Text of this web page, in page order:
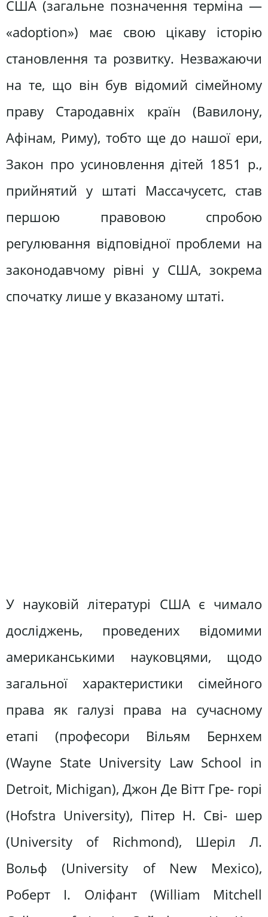
США (загальне позначення терміна —
«adoption») має свою цікаву історію
становлення та розвитку. Незважаючи
на те, що він був відомий сімейному
праву Стародавніх країн (Вавилону,
Афінам, Риму), тобто ще до нашої ери,
Закон про усиновлення дітей 1851 р.,
прийнятий у штаті Массачусетс, став
першою правовою спробою
регулювання відповідної проблеми на
законодавчому рівні у США, зокрема
спочатку лише у вказаному штаті.
У науковій літературі США є чимало
досліджень, проведених відомими
американськими науковцями, щодо
загальної характеристики сімейного
права як галузі права на сучасному
етапі (професори Вільям Бернхем
(Wayne State University Law School in
Detroit, Michigan), Джон Де Вітт Гре- горі
(Hofstra University), Пітер Н. Сві- шер
(University of Richmond), Шеріл Л.
Вольф (University of New Mexico),
Роберт І. Оліфант (William Mitchell